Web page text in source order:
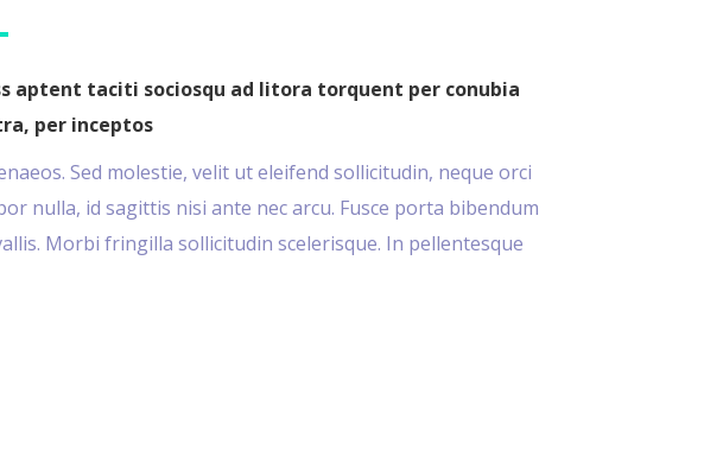
aptent taciti sociosqu ad litora torquent per conubia
per inceptos
Sed molestie, velit ut eleifend sollicitudin, neque orci
nulla, id sagittis nisi ante nec arcu. Fusce porta bibendum
Morbi fringilla sollicitudin scelerisque. In pellentesque